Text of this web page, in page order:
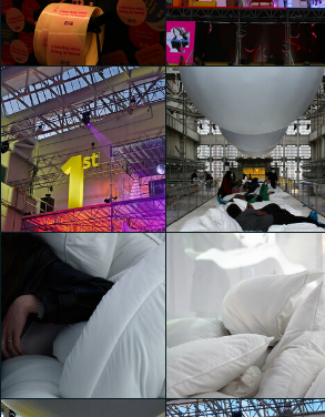
1st (First)
Amalia Gotti
1st (First)
Amalia Gotti
1st (First)
Amalia Gotti
1st (First)
Amalia Gotti
1st (First)
Panagiota Tooulia
1st (First)
Silvia Bersani